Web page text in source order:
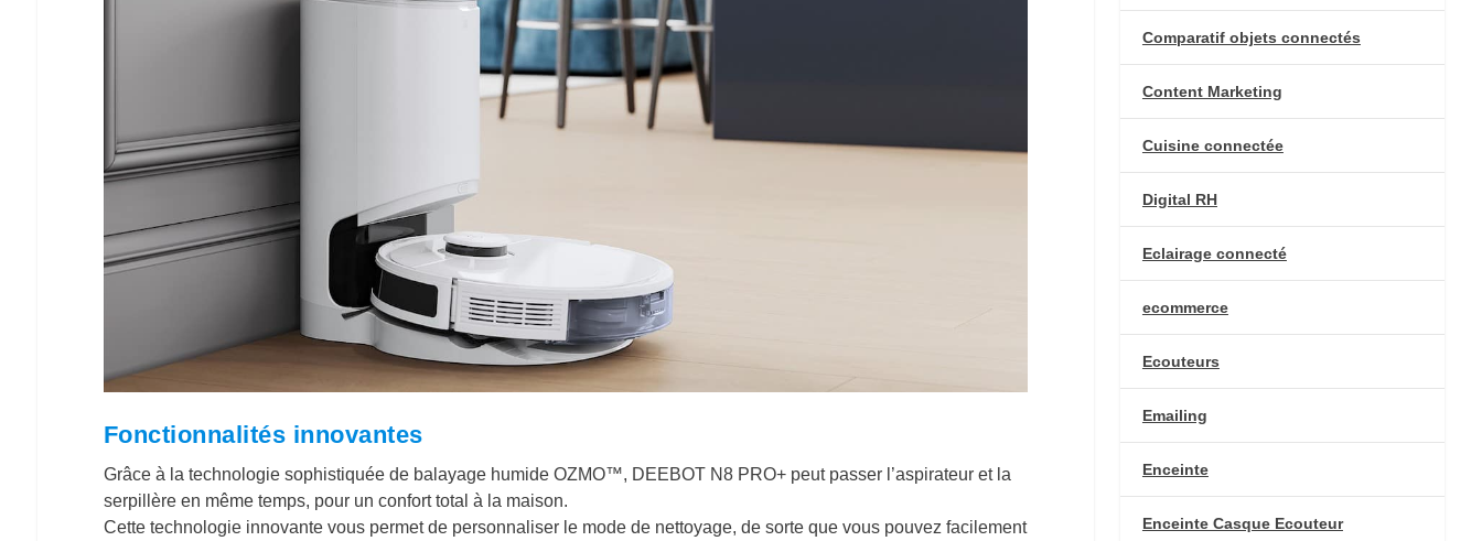
Fonctionnalités innovantes
Grâce à la technologie sophistiquée de balayage humide OZMO™, DEEBOT N8 PRO+ peut passer l’aspirateur et la
serpillère en même temps, pour un confort total à la maison.
Cette technologie innovante vous permet de personnaliser le mode de nettoyage, de sorte que vous pouvez facilement
Comparatif objets connectés
Content Marketing
Cuisine connectée
Digital RH
Eclairage connecté
ecommerce
Ecouteurs
Emailing
Enceinte
Enceinte Casque Ecouteur